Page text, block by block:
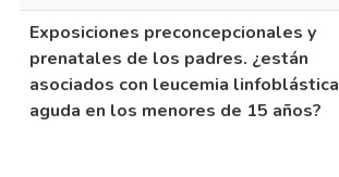
Exposiciones preconcepcionales y
prenatales de los padres. ¿están
asociados con leucemia linfoblástica
aguda en los menores de 15 años?